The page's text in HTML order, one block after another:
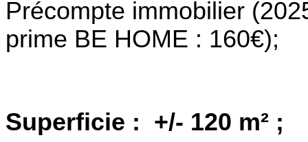
Précompte immobilier
prime BE HOME : 160€);
Superficie : +/- 120 m² ;